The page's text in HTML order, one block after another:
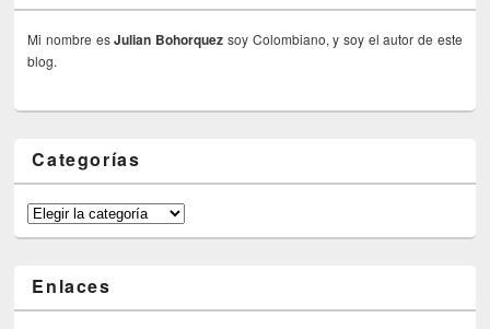
Mi nombre esJulian Bohorquez soy Colombiano, y soy el autor de este
blog.
Categorías
Categorías
Enlaces